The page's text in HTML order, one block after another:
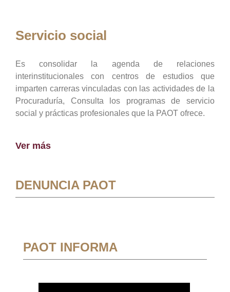
Servicio social
Es consolidar la agenda de relaciones
interinstitucionales con centros de estudios que
imparten carreras vinculadas con las actividades de la
Procuraduría, Consulta los programas de servicio
social y prácticas profesionales que la PAOT ofrece.
Ver más
DENUNCIA PAOT
PAOT INFORMA